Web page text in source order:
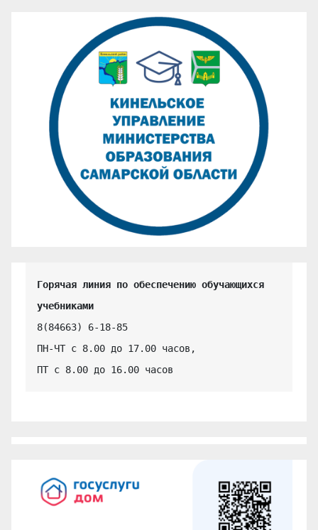
Горячая линия по обеспечению обучающихся
учебниками
8(84663) 6-18-85
ПН-ЧТ с 8.00 до 17.00 часов,
ПТ с 8.00 до 16.00 часов